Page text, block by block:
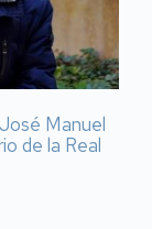
Manuel
de la Real